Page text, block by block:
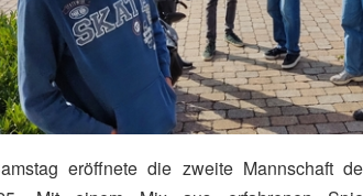
eröffnete die zweite Mannschaft